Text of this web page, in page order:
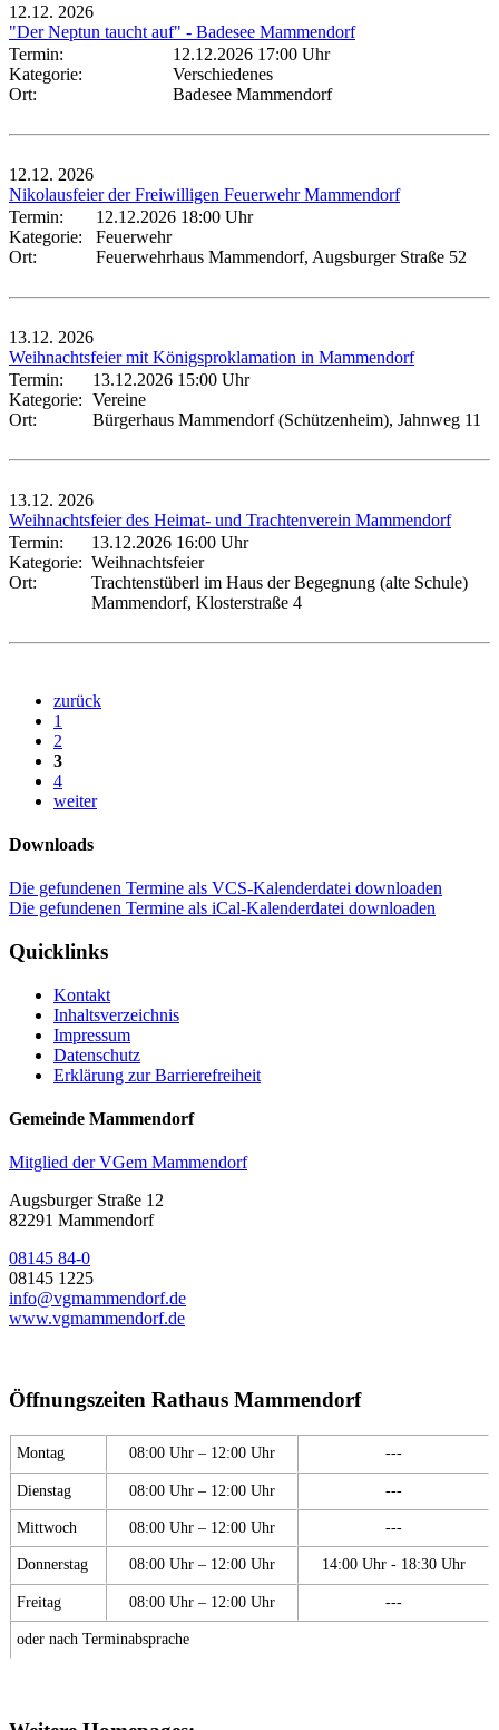
12.12. 2026
"Der Neptun taucht auf" - Badesee Mammendorf
Termin:
12.12.2026 17:00 Uhr
Kategorie:
Verschiedenes
Ort:
Badesee Mammendorf
12.12. 2026
Nikolausfeier der Freiwilligen Feuerwehr Mammendorf
Termin:
12.12.2026 18:00 Uhr
Kategorie:
Feuerwehr
Ort:
Feuerwehrhaus Mammendorf, Augsburger Straße 52
13.12. 2026
Weihnachtsfeier mit Königsproklamation in Mammendorf
Termin:
13.12.2026 15:00 Uhr
Kategorie: Vereine
Ort:
Bürgerhaus Mammendorf (Schützenheim), Jahnweg 11
13.12. 2026
Weihnachtsfeier des Heimat- und Trachtenverein Mammendorf
Termin:
13.12.2026 16:00 Uhr
Kategorie: Weihnachtsfeier
Ort:
Trachtenstüberl im Haus der Begegnung (alte Schule)
Mammendorf, Klosterstraße 4
zurück
1
2
3
4
weiter
Downloads
Die gefundenen Termine als VCS-Kalenderdatei downloaden
Die gefundenen Termine als iCal-Kalenderdatei downloaden
Quicklinks
Kontakt
Inhaltsverzeichnis
Impressum
Datenschutz
Erklärung zur Barrierefreiheit
Gemeinde Mammendorf
Mitglied der VGem Mammendorf
Augsburger Straße 12
82291 Mammendorf
08145 84-0
08145 1225
info@vgmammendorf.de
www.vgmammendorf.de
Öffnungszeiten Rathaus Mammendorf
Montag 08:00 Uhr – 12:00 Uhr ---
Dienstag 08:00 Uhr – 12:00 Uhr ---
Mittwoch 08:00 Uhr – 12:00 Uhr ---
Donnerstag 08:00 Uhr – 12:00 Uhr 14:00 Uhr - 18:30 Uhr
Freitag 08:00 Uhr – 12:00 Uhr ---
oder nach Terminabsprache